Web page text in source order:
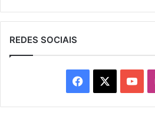
REDES SOCIAIS
Facebook